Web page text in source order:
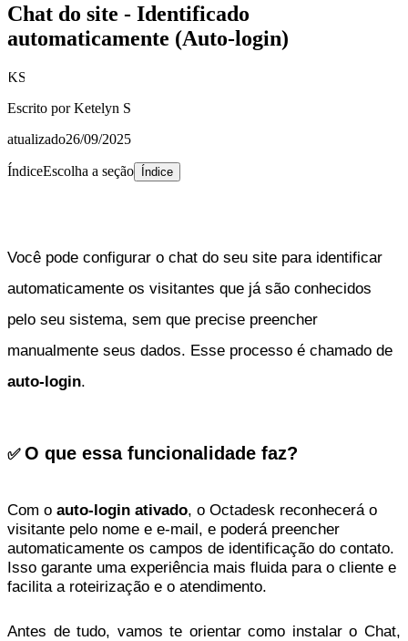
Chat do site - Identificado
automaticamente (Auto-login)
KS
Escrito porKetelyn S
atualizado26/09/2025
ÍndiceEscolha a seção Índice
Você pode configurar o chat do seu site para identificar
automaticamente os visitantes que já são conhecidos
pelo seu sistema, sem que precise preencher
manualmente seus dados. Esse processo é chamado de
auto-login.
✅ O que essa funcionalidade faz?
Com o auto-login ativado, o Octadesk reconhecerá o
visitante pelo nome e e-mail, e poderá preencher
automaticamente os campos de identificação do contato.
Isso garante uma experiência mais fluida para o cliente e
facilita a roteirização e o atendimento.
Antes de tudo, vamos te orientar como instalar o Chat,